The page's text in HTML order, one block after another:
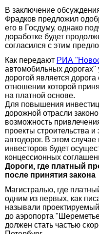
В заключение
Фрадков предложил
его в Госдуму, однако
доработке будет
согласился с этим
Как передают РИА
автомобильных дорогах"
дорогой является
отношении которой
на платной основе.
Для повышения
дорожной отрасли
возможность
проекты строительства
автодорог. В этом
инвесторов будет
концессионных
Дороги, где платный
после принятия закона
Магистралью, где
одним из первых, как
называли
до аэропорта
должен стать частью